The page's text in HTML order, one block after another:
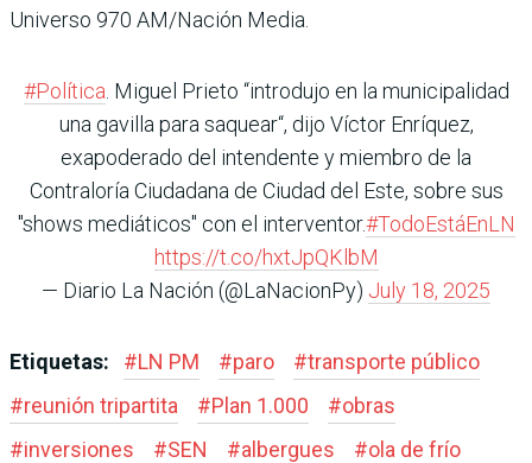
Universo 970 AM/Nación Media.
#Política . Miguel Prieto “introdujo en la municipalidad
una gavilla para saquear“, dijo Víctor Enríquez,
exapoderado del intendente y miembro de la
Contraloría Ciudadana de Ciudad del Este, sobre sus
"shows mediáticos" con el interventor.#TodoEstáEnLN
https://t.co/hxtJpQKlbM
— Diario La Nación (@LaNacionPy) July 18, 2025
Etiquetas: #LN PM #paro #transporte público
#reunión tripartita #Plan 1.000 #obras
#inversiones #SEN #albergues #ola de frío